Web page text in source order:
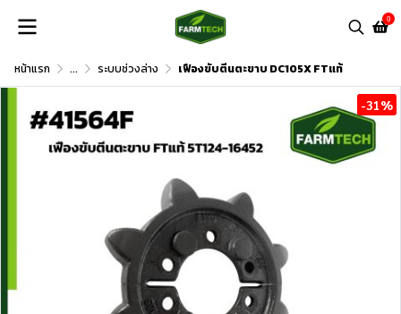
0
หน้าแรก ... ระบบช่วงล่าง เฟืองขับตีนตะขาบ DC105X FTแท้
-31%